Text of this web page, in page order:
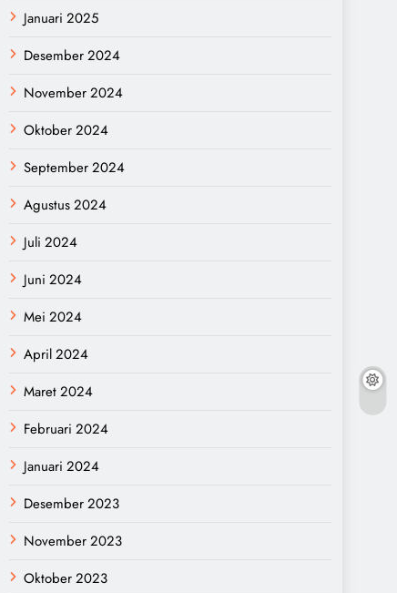
Januari 2025
Desember 2024
November 2024
Oktober 2024
September 2024
Agustus 2024
Juli 2024
Juni 2024
Mei 2024
April 2024
Maret 2024
Februari 2024
Januari 2024
Desember 2023
November 2023
Oktober 2023